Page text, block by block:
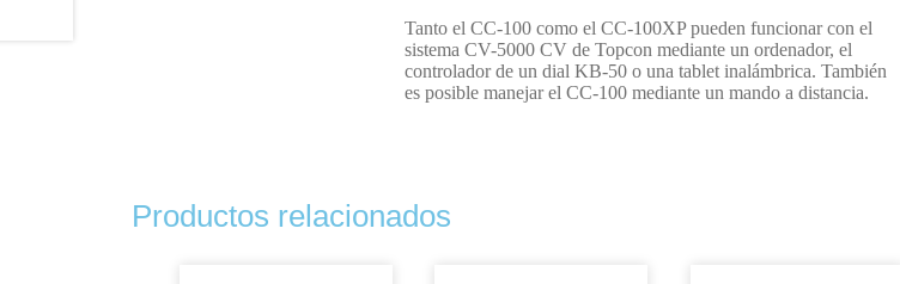
Tanto el CC-100 como el CC-100XP pueden funcionar con el
sistema CV-5000 CV de Topcon mediante un ordenador, el
controlador de un dial KB-50 o una tablet inalámbrica. También
es posible manejar el CC-100 mediante un mando a distancia.
Productos relacionados